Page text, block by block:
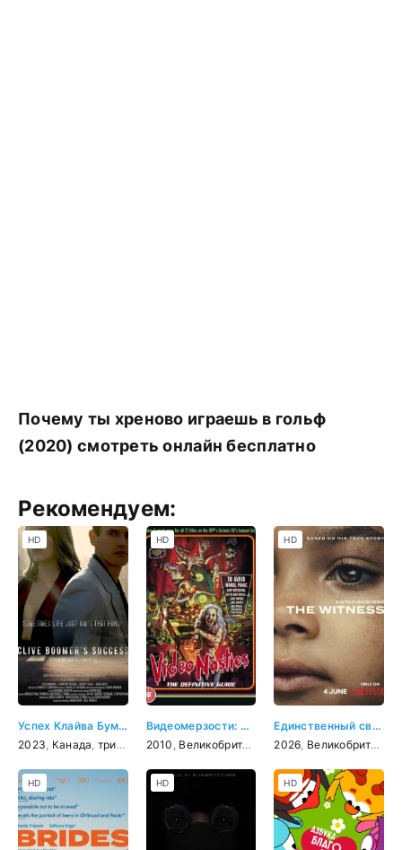
Почему ты хреново играешь в гольф
(2020) смотреть онлайн бесплатно
Рекомендуем:
Успех Клайва Бумера
2023 Канада триллер ,комедия
HD
Видеомерзости: Моральная паника, цензура и видеозапись
2010 Великобритания документальный
HD
Единственный свидетель
2026 Великобритания
HD
HD HD HD